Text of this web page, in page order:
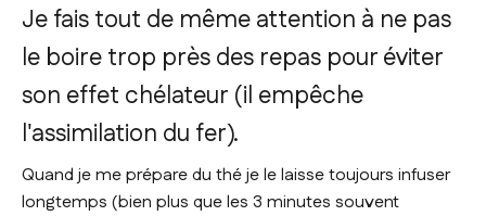
Je fais tout de même attention à ne pas
le boire trop près des repas pour éviter
son effet chélateur (il empêche
l'assimilation du fer).
Quand je me prépare du thé je le laisse toujours infuser
longtemps (bien plus que les 3 minutes souvent